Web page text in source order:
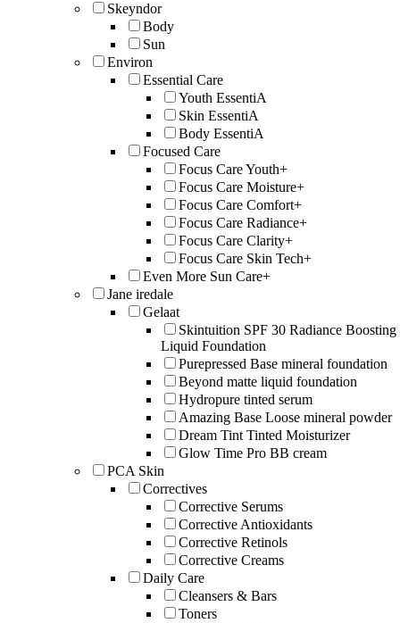
Skeyndor
Body
Sun
Environ
Essential Care
Youth EssentiA
Skin EssentiA
Body EssentiA
Focused Care
Focus Care Youth+
Focus Care Moisture+
Focus Care Comfort+
Focus Care Radiance+
Focus Care Clarity+
Focus Care Skin Tech+
Even More Sun Care+
Jane iredale
Gelaat
Skintuition SPF 30 Radiance Boosting
Liquid Foundation
Purepressed Base mineral foundation
Beyond matte liquid foundation
Hydropure tinted serum
Amazing Base Loose mineral powder
Dream Tint Tinted Moisturizer
Glow Time Pro BB cream
PCA Skin
Correctives
Corrective Serums
Corrective Antioxidants
Corrective Retinols
Corrective Creams
Daily Care
Cleansers & Bars
Toners